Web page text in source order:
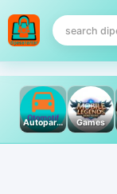
Autoparts Games